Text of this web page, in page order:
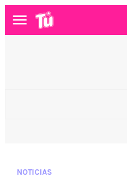
Menú
NOTICIAS